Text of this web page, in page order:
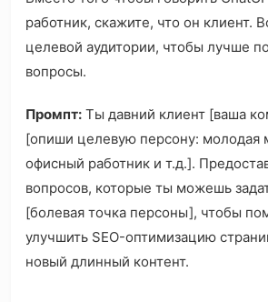
работник, скажите, что он клиент.
целевой аудитории, чтобы лучше
вопросы.
Промпт: Ты давний клиент [ваша
[опиши целевую персону: молодая
офисный работник и т.д.].
вопросов, которые ты можешь
[болевая точка персоны], чтобы
улучшить SEO-оптимизацию
новый длинный контент.